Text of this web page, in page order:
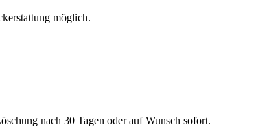
möglich.
nach 30 Tagen oder auf Wunsch sofort.